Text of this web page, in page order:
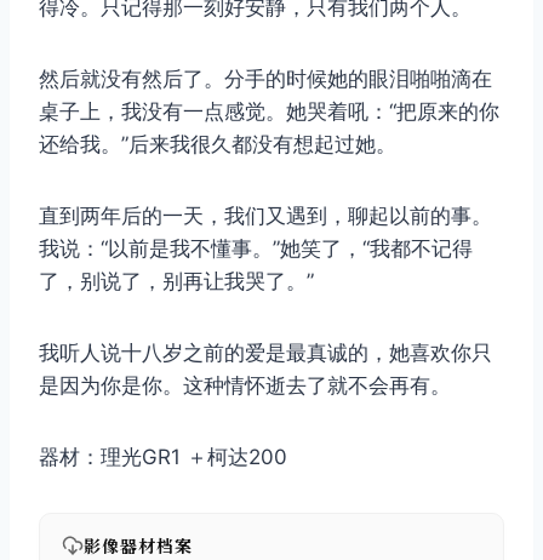
得冷。只记得那一刻好安静，只有我们两个人。
然后就没有然后了。分手的时候她的眼泪啪啪滴在
桌子上，我没有一点感觉。她哭着吼：“把原来的你
还给我。”后来我很久都没有想起过她。
直到两年后的一天，我们又遇到，聊起以前的事。
我说：“以前是我不懂事。”她笑了，“我都不记得
了，别说了，别再让我哭了。”
我听人说十八岁之前的爱是最真诚的，她喜欢你只
是因为你是你。这种情怀逝去了就不会再有。
器材：理光GR1 ＋柯达200
影像器材档案
搜索